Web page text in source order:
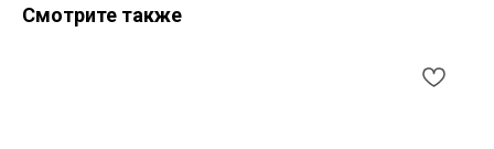
Смотрите также